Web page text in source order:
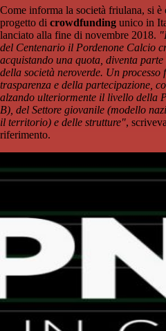
Come informa la società friulana, si è
progetto di crowdfunding unico in
lanciato alla fine di novembre 2018.
del Centenario il Pordenone Calcio
acquistando una quota, diventa
della società neroverde. Un
trasparenza e della partecipazione,
alzando ulteriormente il livello della
B), del Settore giovanile (modello
il territorio) e delle strutture",
riferimento.